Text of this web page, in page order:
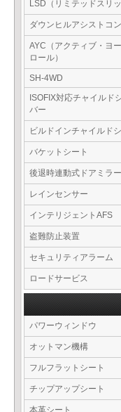
LSD（リミテッドスリッ
ダウンヒルアシストコ
AYC（アクティブ・ヨ
ロール）
SH-4WD
ISOFIX対応チャイルド
バー
ビルドインチャイルド
バケットシート
後退時連動式ドアミラー
レインセンサー
インテリジェントAFS
盗難防止装置
セキュリティアラーム
ロードサービス
パワーウィンドウ
オットマン機構
フルフラットシート
チップアップシート
本革シート